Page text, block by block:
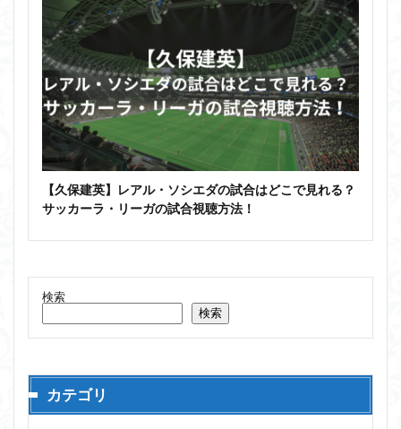
【久保建英】レアル・ソシエダの試合はどこで見れる？
サッカーラ・リーガの試合視聴方法！
検索
検索
カテゴリ